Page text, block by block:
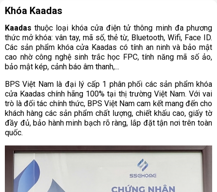
Khóa Kaadas
Kaadas thuộc loại khóa cửa điện tử thông minh đa phương
thức mở khóa: vân tay, mã số, thẻ từ, Bluetooth, Wifi, Face ID.
Các sản phẩm khóa cửa Kaadas có tính an ninh và bảo mật
cao nhờ công nghệ sinh trắc học FPC, tính năng mã số ảo,
bảo mật kép, cảnh báo âm thanh,...
BPS Việt Nam là đại lý cấp 1 phân phối các sản phẩm khóa
cửa Kaadas chính hãng 100% tại thị trường Việt Nam. Với vai
trò là đối tác chính thức, BPS Việt Nam cam kết mang đến cho
khách hàng các sản phẩm chất lượng, chiết khấu cao, giấy tờ
đầy đủ, bảo hành minh bạch rõ ràng, lắp đặt tận nơi trên toàn
quốc.